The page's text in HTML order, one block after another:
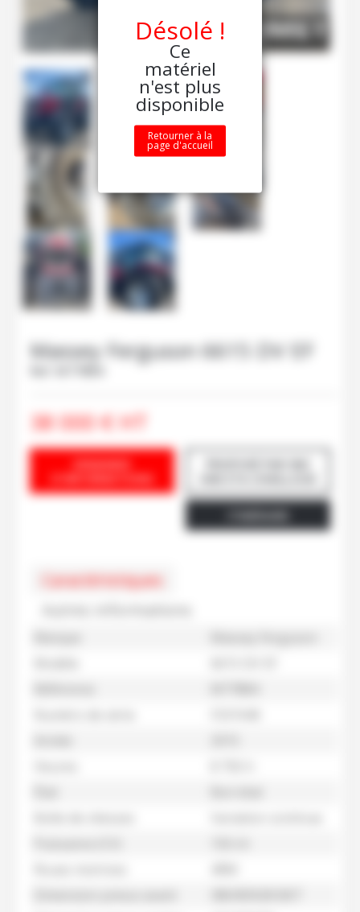
Massey Ferguson6615 DV EF
38 000€HT
Caractéristiques
Désolé !
Ce
matériel
n'est plus
disponible
Retourner à la
page d'accueil